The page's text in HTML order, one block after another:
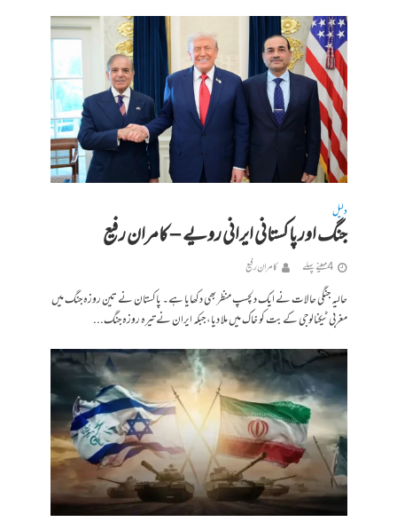
دلیل
جنگ اور پاکستانی ایرانی رویے – کامران رفیع
4 مہینے پہلے کامران رفیع
حالیہ جنگی حالات نے ایک دلچسپ منظر بھی دکھایا ہے۔ پاکستان نے تین روزہ جنگ میں
مغربی ٹیکنالوجی کے بت کو خاک میں ملا دیا، جبکہ ایران نے تیرہ روزہ جنگ...